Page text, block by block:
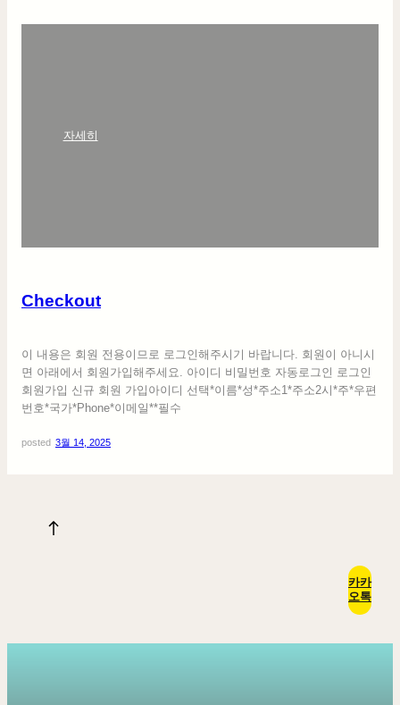
자세히
Checkout
이 내용은 회원 전용이므로 로그인해주시기 바랍니다. 회원이 아니시
면 아래에서 회원가입해주세요. 아이디 비밀번호 자동로그인 로그인
회원가입 신규 회원 가입아이디 선택*이름*성*주소1*주소2시*주*우편
번호*국가*Phone*이메일**필수
posted 3월 14, 2025
카카
오톡